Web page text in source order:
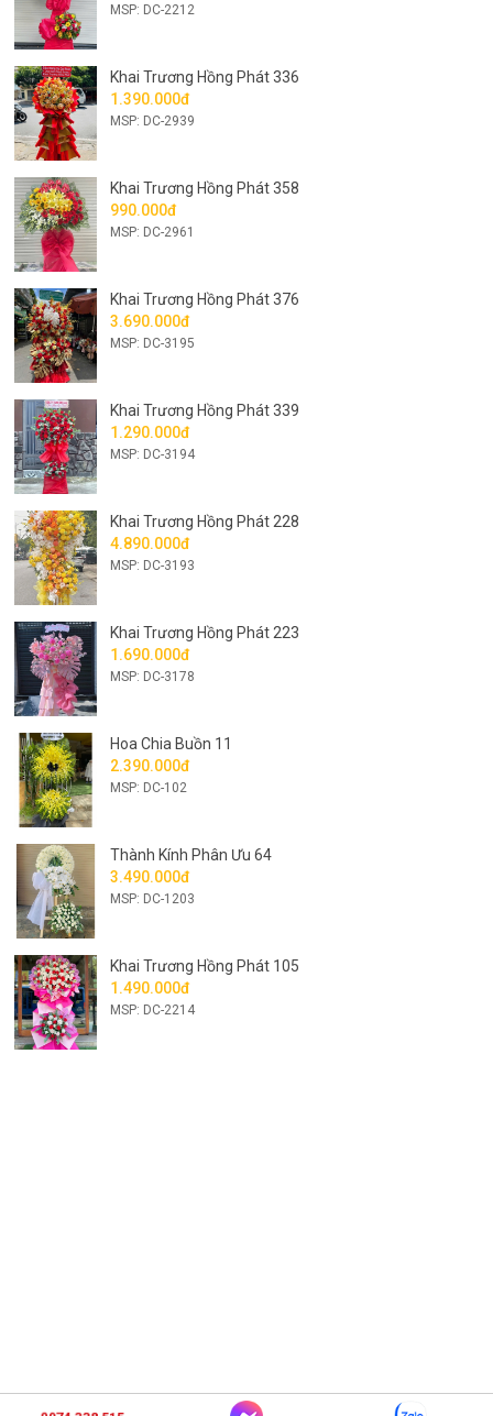
MSP: DC-2212
Khai Trương Hồng Phát 336
1.390.000đ
MSP: DC-2939
Khai Trương Hồng Phát 358
990.000đ
MSP: DC-2961
Khai Trương Hồng Phát 376
3.690.000đ
MSP: DC-3195
Khai Trương Hồng Phát 339
1.290.000đ
MSP: DC-3194
Khai Trương Hồng Phát 228
4.890.000đ
MSP: DC-3193
Khai Trương Hồng Phát 223
1.690.000đ
MSP: DC-3178
Hoa Chia Buồn 11
2.390.000đ
MSP: DC-102
Thành Kính Phân Ưu 64
3.490.000đ
MSP: DC-1203
Khai Trương Hồng Phát 105
1.490.000đ
MSP: DC-2214